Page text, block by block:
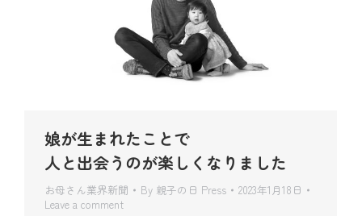
娘が生まれたことで
人と出会うのが楽しくなりました
お母さん業界新聞 By 親子の日 Press
2023年1月18日
Leave a comment